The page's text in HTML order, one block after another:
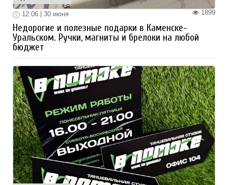
1899
12:06 | 30 июня
Недорогие и полезные подарки в Каменске-
Уральском. Ручки, магниты и брелоки на любой
бюджет